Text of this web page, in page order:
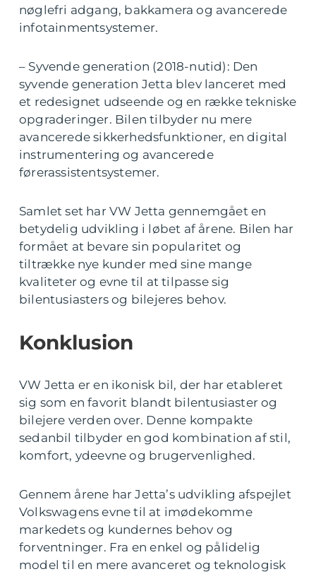
nøglefri adgang, bakkamera og avancerede
infotainmentsystemer.
– Syvende generation (2018-nutid): Den
syvende generation Jetta blev lanceret med
et redesignet udseende og en række tekniske
opgraderinger. Bilen tilbyder nu mere
avancerede sikkerhedsfunktioner, en digital
instrumentering og avancerede
førerassistentsystemer.
Samlet set har VW Jetta gennemgået en
betydelig udvikling i løbet af årene. Bilen har
formået at bevare sin popularitet og
tiltrække nye kunder med sine mange
kvaliteter og evne til at tilpasse sig
bilentusiasters og bilejeres behov.
Konklusion
VW Jetta er en ikonisk bil, der har etableret
sig som en favorit blandt bilentusiaster og
bilejere verden over. Denne kompakte
sedanbil tilbyder en god kombination af stil,
komfort, ydeevne og brugervenlighed.
Gennem årene har Jetta’s udvikling afspejlet
Volkswagens evne til at imødekomme
markedets og kundernes behov og
forventninger. Fra en enkel og pålidelig
model til en mere avanceret og teknologisk